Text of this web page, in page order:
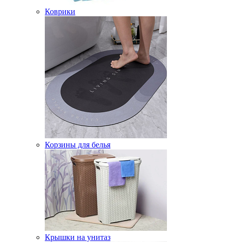
Коврики
Корзины для белья
Крышки на унитаз